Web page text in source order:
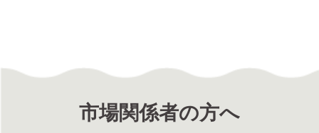
市場関係者の方へ